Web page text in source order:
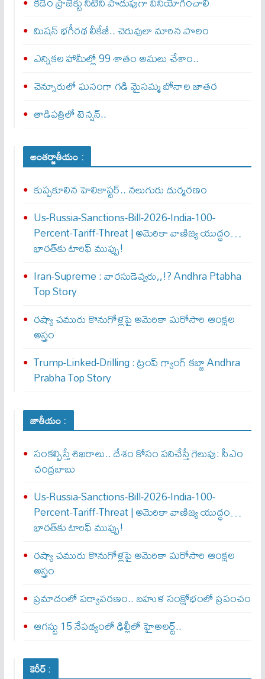
మిషన్‌ భగీరథ లీకేజీ.. చెరువులా మారిన పొలం
ఎన్నికల హామీల్లో 99 శాతం అమలు చేశాం..
చెన్నూరులో ఘనంగా గడి మైసమ్మ బోనాల జాతర
తాడిపత్రిలో టెన్షన్..
అంతర్జాతీయం :
కుప్పకూలిన హెలికాప్టర్‌.. నలుగురు దుర్మరణం
Us-Russia-Sanctions-Bill-2026-India-100-
Percent-Tariff-Threat | అమెరికా వాణిజ్య యుద్ధం…
భారత్‌కు టారిఫ్ ముప్పు!
Iran-Supreme : వార‌సుడెవ్వ‌రు,,!? Andhra Ptabha
Top Story
రష్యా చమురు కొనుగోళ్లపై అమెరికా మరోసారి ఆంక్షల
అస్త్రం
Trump-Linked-Drilling : ట్రంప్ గ్యాంగ్ క‌బ్జా Andhra
Prabha Top Story
జాతీయం :
సంకల్పిస్తే శిఖరాలు.. దేశం కోసం పనిచేస్తే గెలుపు: సీఎం
చంద్రబాబు
Us-Russia-Sanctions-Bill-2026-India-100-
Percent-Tariff-Threat | అమెరికా వాణిజ్య యుద్ధం…
భారత్‌కు టారిఫ్ ముప్పు!
రష్యా చమురు కొనుగోళ్లపై అమెరికా మరోసారి ఆంక్షల
అస్త్రం
ప్రమాదంలో పర్యావరణం.. బహుళ సంక్షోభంలో ప్రపంచం
ఆగస్టు 15 నేపథ్యంలో ఢిల్లీలో హైఅలర్ట్..
కెరీర్ :